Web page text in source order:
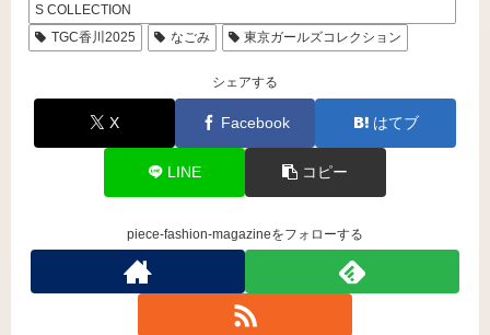
S COLLECTION
TGC香川2025
なごみ 東京ガールズコレクション
シェアする
X Facebook はてブ
LINE コピー
piece-fashion-magazineをフォローする